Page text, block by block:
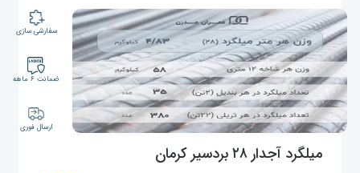
سفارشی سازی
ضمانت ۶ ماهه
ارسال فوری
میلگرد آجدار ۲۸ بردسیر کرمان